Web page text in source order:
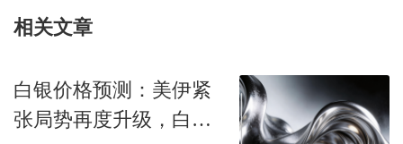
相关文章
白银价格预测：美伊紧
张局势再度升级，白银